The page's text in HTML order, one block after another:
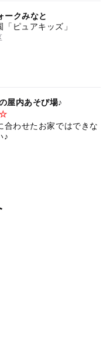
ークみなと
ピュアキッズ」
屋内あそび場♪
☆
合わせたお家ではできな
♪